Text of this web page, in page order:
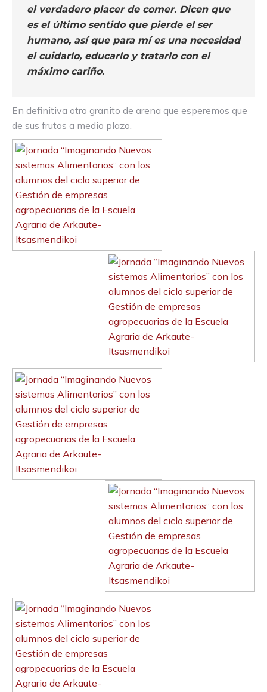
el verdadero placer de comer. Dicen que
es el último sentido que pierde el ser
humano, así que para mí es una necesidad
el cuidarlo, educarlo y tratarlo con el
máximo cariño.
En definitiva otro granito de arena que esperemos que
de sus frutos a medio plazo.